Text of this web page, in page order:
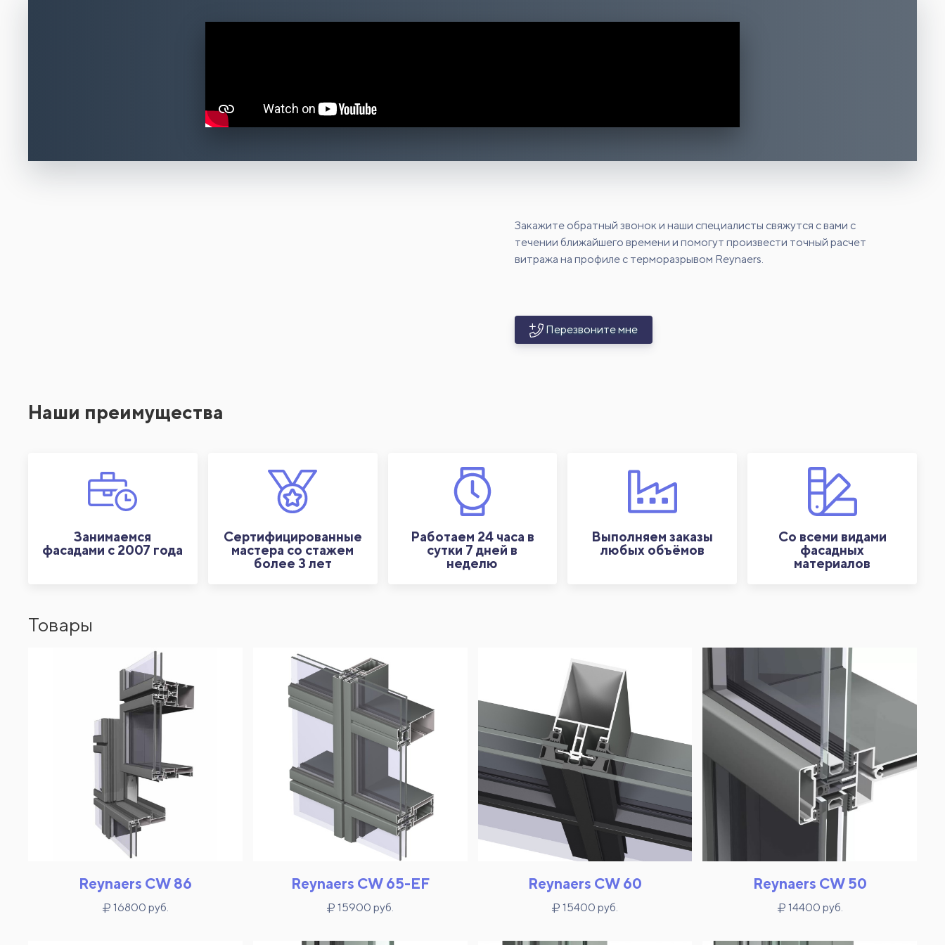
Закажите обратный звонок и наши специалисты свяжутся с вами с
течении ближайшего времени и помогут произвести точный расчет
витража на профиле с терморазрывом Reynaers.
Перезвоните мне
Наши преимущества
Занимаемся
фасадами с 2007 года
Сертифицированные
мастера со стажем
более 3 лет
Работаем 24 часа в
сутки 7 дней в
неделю
Выполняем заказы
любых объёмов
Со всеми видами
фасадных
материалов
Товары
Reynaers CW 86
16800 руб.
Reynaers CW 65-EF
15900 руб.
Reynaers CW 60
15400 руб.
Reynaers CW 50
14400 руб.